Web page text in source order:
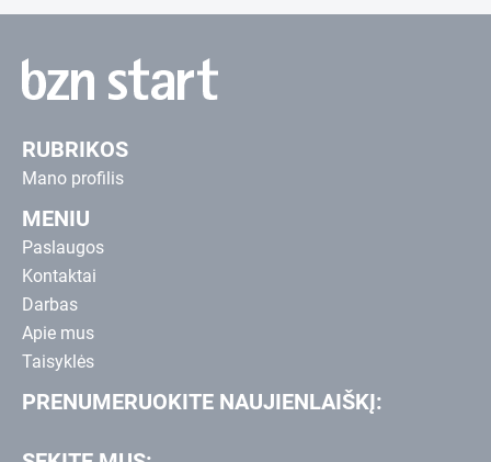
RUBRIKOS
Mano profilis
MENIU
Paslaugos
Kontaktai
Darbas
Apie mus
Taisyklės
PRENUMERUOKITE NAUJIENLAIŠKĮ: